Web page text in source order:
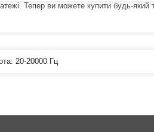
Тепер ви можете купити будь-який
20-20000 Гц